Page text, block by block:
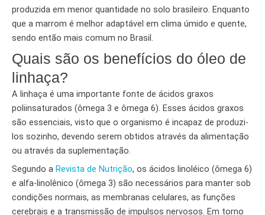
produzida em menor quantidade no solo brasileiro. Enquanto
que a marrom é melhor adaptável em clima úmido e quente,
sendo então mais comum no Brasil.
Quais são os benefícios do óleo de
linhaça?
A linhaça é uma importante fonte de ácidos graxos
poliinsaturados (ômega 3 e ômega 6). Esses ácidos graxos
são essenciais, visto que o organismo é incapaz de produzi-
los sozinho, devendo serem obtidos através da alimentação
ou através da suplementação.
Segundo a Revista de Nutrição, os ácidos linoléico (ômega 6)
e alfa-linolênico (ômega 3) são necessários para manter sob
condições normais, as membranas celulares, as funções
cerebrais e a transmissão de impulsos nervosos. Em torno